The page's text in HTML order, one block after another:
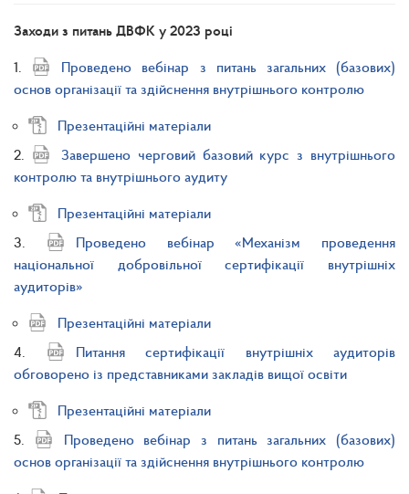
Заходи з питань ДВФК у 2023 році
1.
Проведено вебінар з питань загальних (базових)
основ організації та здійснення внутрішнього контролю
Презентаційні матеріали
2.
Завершено черговий базовий курс з внутрішнього
контролю та внутрішнього аудиту
Презентаційні матеріали
3.
Проведено вебінар «Механізм проведення
національної добровільної сертифікації внутрішніх
аудиторів»
Презентаційні матеріали
4.
Питання сертифікації внутрішніх аудиторів
обговорено із представниками закладів вищої освіти
Презентаційні матеріали
5.
Проведено вебінар з питань загальних (базових)
основ організації та здійснення внутрішнього контролю